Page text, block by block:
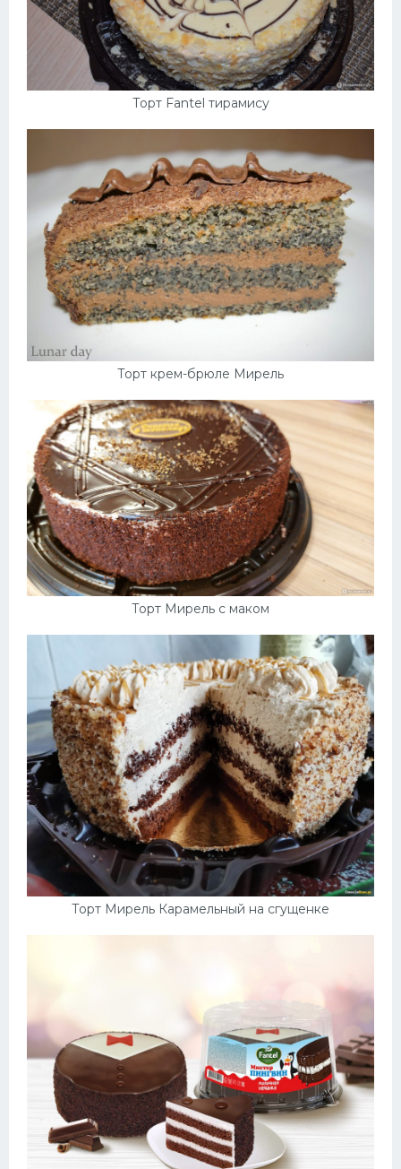
Торт Fantel тирамису
Торт крем-брюле Мирель
Торт Мирель с маком
Торт Мирель Карамельный на сгущенке